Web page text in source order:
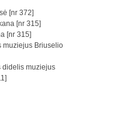
[nr 372]
[nr 315]
[nr 315]
muziejus Briuselio
didelis muziejus